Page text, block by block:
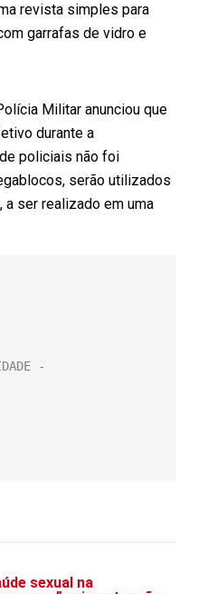
revista simples para
garrafas de vidro e
Militar anunciou que
durante a
policiais não foi
serão utilizados
a ser realizado em uma